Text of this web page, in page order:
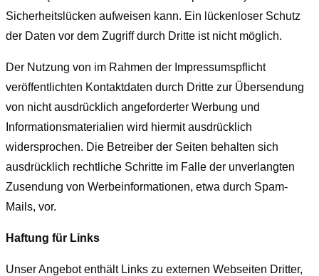
Sicherheitslücken aufweisen kann. Ein lückenloser Schutz
der Daten vor dem Zugriff durch Dritte ist nicht möglich.
Der Nutzung von im Rahmen der Impressumspflicht
veröffentlichten Kontaktdaten durch Dritte zur Übersendung
von nicht ausdrücklich angeforderter Werbung und
Informationsmaterialien wird hiermit ausdrücklich
widersprochen. Die Betreiber der Seiten behalten sich
ausdrücklich rechtliche Schritte im Falle der unverlangten
Zusendung von Werbeinformationen, etwa durch Spam-
Mails, vor.
Haftung für Links
Unser Angebot enthält Links zu externen Webseiten Dritter,